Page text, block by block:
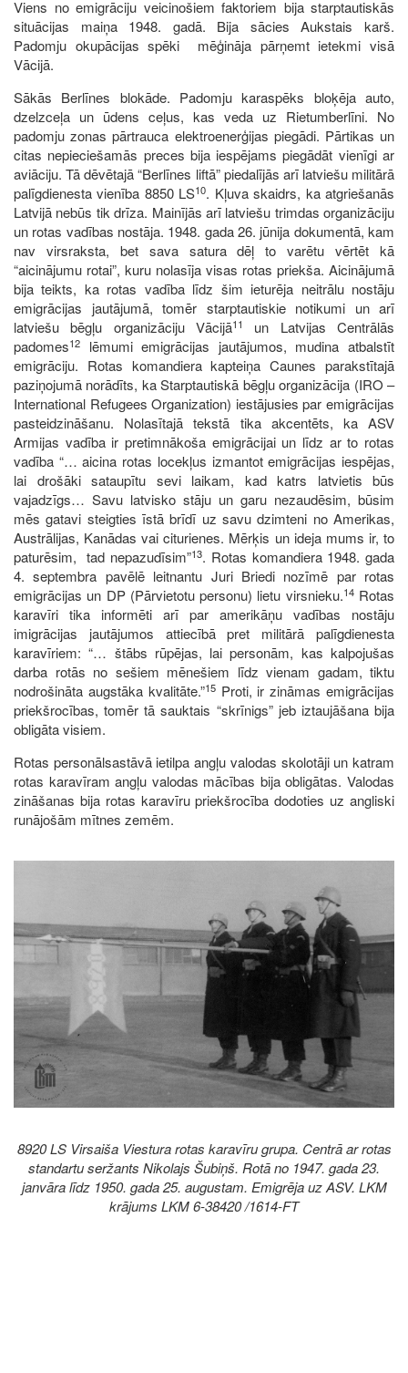
Viens no emigrāciju veicinošiem faktoriem bija starptautiskās
situācijas maiņa 1948. gadā. Bija sācies Aukstais karš.
Padomju okupācijas spēki mēģināja pārņemt ietekmi visā
Vācijā.
Sākās Berlīnes blokāde. Padomju karaspēks bloķēja auto,
dzelzceļa un ūdens ceļus, kas veda uz Rietumberlīni. No
padomju zonas pārtrauca elektroenerģijas piegādi. Pārtikas un
citas nepieciešamās preces bija iespējams piegādāt vienīgi ar
aviāciju. Tā dēvētajā “Berlīnes liftā” piedalījās arī latviešu militārā
palīgdienesta vienība 8850 LS10. Kļuva skaidrs, ka atgriešanās
Latvijā nebūs tik drīza. Mainījās arī latviešu trimdas organizāciju
un rotas vadības nostāja. 1948. gada 26. jūnija dokumentā, kam
nav virsraksta, bet sava satura dēļ to varētu vērtēt kā
“aicinājumu rotai”, kuru nolasīja visas rotas priekša. Aicinājumā
bija teikts, ka rotas vadība līdz šim ieturēja neitrālu nostāju
emigrācijas jautājumā, tomēr starptautiskie notikumi un arī
latviešu bēgļu organizāciju Vācijā11
un Latvijas Centrālās
padomes12
lēmumi emigrācijas jautājumos, mudina atbalstīt
emigrāciju. Rotas komandiera kapteiņa Caunes parakstītajā
paziņojumā norādīts, ka Starptautiskā bēgļu organizācija (IRO –
International Refugees Organization) iestājusies par emigrācijas
pasteidzināšanu. Nolasītajā tekstā tika akcentēts, ka ASV
Armijas vadība ir pretimnākoša emigrācijai un līdz ar to rotas
vadība “… aicina rotas locekļus izmantot emigrācijas iespējas,
lai drošāki sataupītu sevi laikam, kad katrs latvietis būs
vajadzīgs… Savu latvisko stāju un garu nezaudēsim, būsim
mēs gatavi steigties īstā brīdī uz savu dzimteni no Amerikas,
Austrālijas, Kanādas vai citurienes. Mērķis un ideja mums ir, to
paturēsim, tad nepazudīsim”13. Rotas komandiera 1948. gada
4. septembra pavēlē leitnantu Juri Briedi nozīmē par rotas
emigrācijas un DP (Pārvietotu personu) lietu virsnieku.14Rotas
karavīri tika informēti arī par amerikāņu vadības nostāju
imigrācijas jautājumos attiecībā pret militārā palīgdienesta
karavīriem: “… štābs rūpējas, lai personām, kas kalpojušas
darba rotās no sešiem mēnešiem līdz vienam gadam, tiktu
nodrošināta augstāka kvalitāte.”15Proti, ir zināmas emigrācijas
priekšrocības, tomēr tā sauktais “skrīnigs” jeb iztaujāšana bija
obligāta visiem.
Rotas personālsastāvā ietilpa angļu valodas skolotāji un katram
rotas karavīram angļu valodas mācības bija obligātas. Valodas
zināšanas bija rotas karavīru priekšrocība dodoties uz angliski
runājošām mītnes zemēm.
8920 LS Virsaiša Viestura rotas karavīru grupa. Centrā ar rotas
standartu seržants Nikolajs Šubiņš. Rotā no 1947. gada 23.
janvāra līdz 1950. gada 25. augustam. Emigrēja uz ASV. LKM
krājums LKM 6-38420 /1614-FT